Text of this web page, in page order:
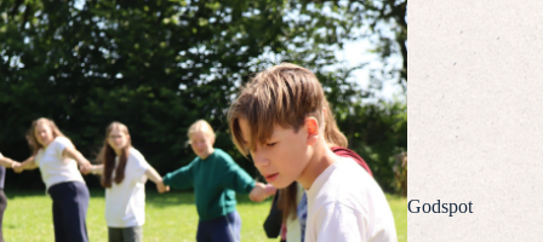
Godspot